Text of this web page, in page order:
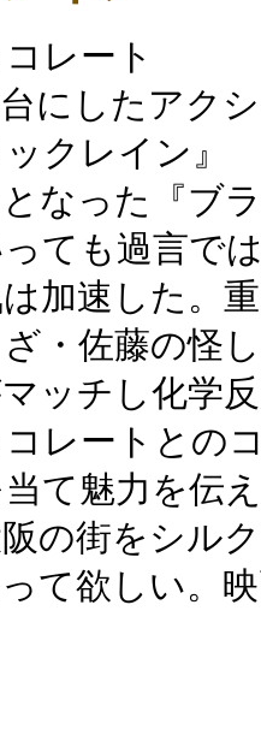
レート
にしたアク
クレイン』
なった『ブ
ても過言で
加速した。
・佐藤の怪
ッチし化学
レートとの
て魅力を伝
の街をシル
て欲しい。